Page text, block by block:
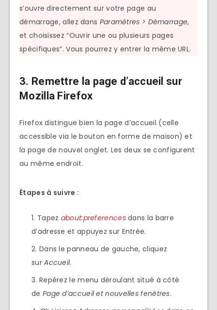
s’ouvre directement sur votre page au
démarrage, allez dans Paramètres > Démarrage,
et choisissez “Ouvrir une ou plusieurs pages
spécifiques”. Vous pourrez y entrer la même URL.
3. Remettre la page d’accueil sur
Mozilla Firefox
Firefox distingue bien la page d’accueil (celle
accessible via le bouton en forme de maison) et
la page de nouvel onglet. Les deux se configurent
au même endroit.
Étapes à suivre :
Tapez about:preferencesdans la barre
d’adresse et appuyez sur Entrée.
Dans le panneau de gauche, cliquez
surAccueil.
Repérez le menu déroulant situé à côté
de Page d’accueil et nouvelles fenêtres.